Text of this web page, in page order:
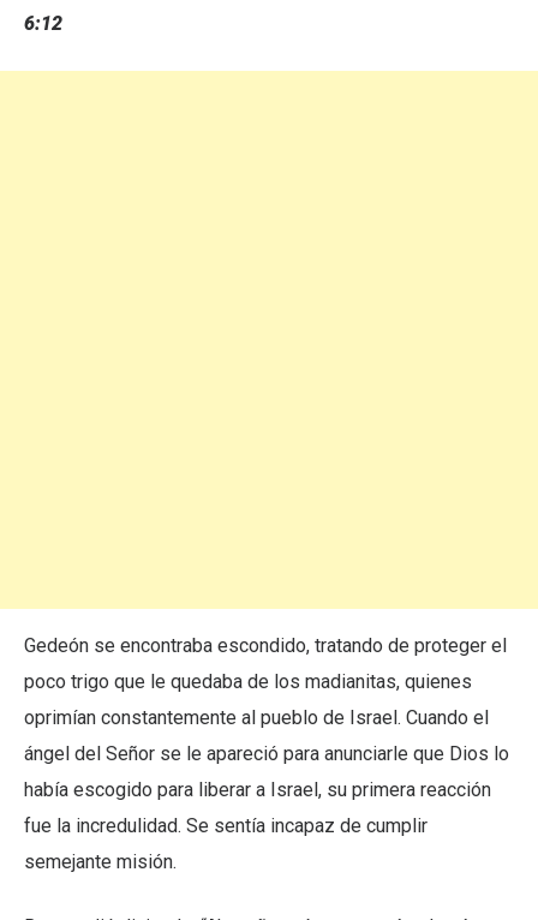
6:12
Gedeón se encontraba escondido, tratando de proteger el
poco trigo que le quedaba de los madianitas, quienes
oprimían constantemente al pueblo de Israel. Cuando el
ángel del Señor se le apareció para anunciarle que Dios lo
había escogido para liberar a Israel, su primera reacción
fue la incredulidad. Se sentía incapaz de cumplir
semejante misión.